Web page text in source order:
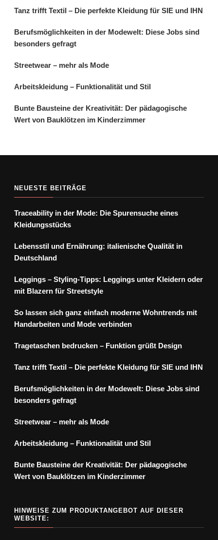
Tanz trifft Textil – Die perfekte Kleidung für SIE und IHN
Berufsmöglichkeiten in der Modewelt: Diese Jobs sind
besonders gefragt
Streetwear – mehr als Mode
Arbeitskleidung – Funktionalität und Stil
Bunte Bausteine der Kreativität: Der pädagogische
Wert von Bauklötzen im Kinderzimmer
NEUESTE BEITRÄGE
Traceability in der Mode: Die Spurensuche eines
Kleidungsstücks
Lebensstil und Ernährung: italienische Qualität in
Deutschland
Leggings – Styling-Tipps: Leggings unter Kleidern oder
mit Blazern für Streetstyle
So lassen sich ganz einfach moderne Wohntrends mit
Handarbeiten und Mode verbinden
Tragetaschen bedrucken – Funktion grüßt Design
Tanz trifft Textil – Die perfekte Kleidung für SIE und IHN
Berufsmöglichkeiten in der Modewelt: Diese Jobs sind
besonders gefragt
Streetwear – mehr als Mode
Arbeitskleidung – Funktionalität und Stil
Bunte Bausteine der Kreativität: Der pädagogische
Wert von Bauklötzen im Kinderzimmer
HINWEISE ZUM PRODUKTANGEBOT AUF DIESER
WEBSITE: